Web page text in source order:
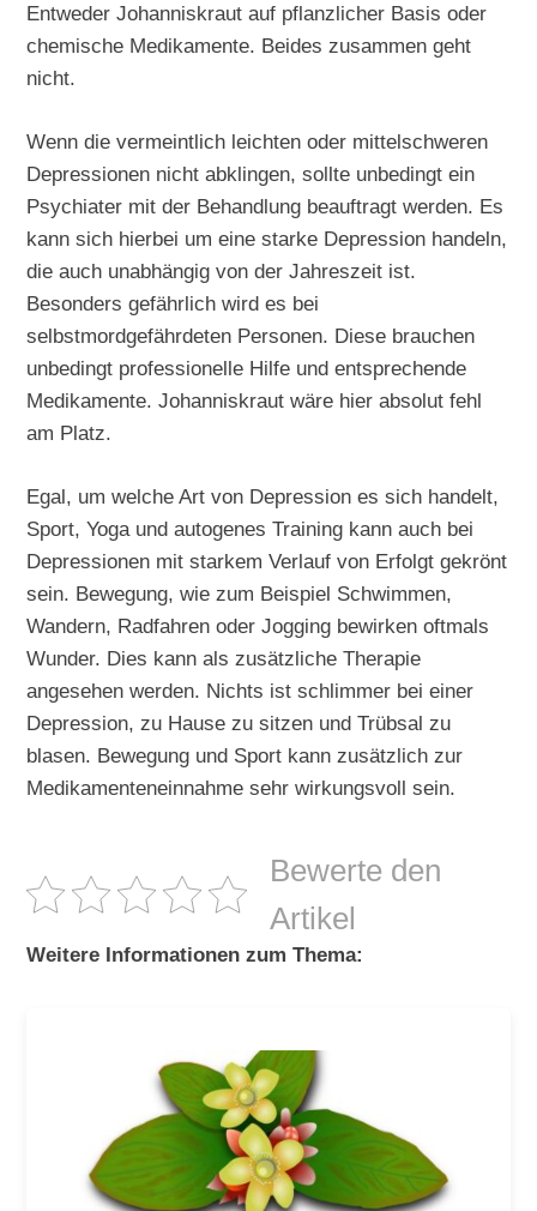
Entweder Johanniskraut auf pflanzlicher Basis oder
chemische Medikamente. Beides zusammen geht
nicht.
Wenn die vermeintlich leichten oder mittelschweren
Depressionen nicht abklingen, sollte unbedingt ein
Psychiater mit der Behandlung beauftragt werden. Es
kann sich hierbei um eine starke Depression handeln,
die auch unabhängig von der Jahreszeit ist.
Besonders gefährlich wird es bei
selbstmordgefährdeten Personen. Diese brauchen
unbedingt professionelle Hilfe und entsprechende
Medikamente. Johanniskraut wäre hier absolut fehl
am Platz.
Egal, um welche Art von Depression es sich handelt,
Sport, Yoga und autogenes Training kann auch bei
Depressionen mit starkem Verlauf von Erfolgt gekrönt
sein. Bewegung, wie zum Beispiel Schwimmen,
Wandern, Radfahren oder Jogging bewirken oftmals
Wunder. Dies kann als zusätzliche Therapie
angesehen werden. Nichts ist schlimmer bei einer
Depression, zu Hause zu sitzen und Trübsal zu
blasen. Bewegung und Sport kann zusätzlich zur
Medikamenteneinnahme sehr wirkungsvoll sein.
Bewerte den
Artikel
Weitere Informationen zum Thema: